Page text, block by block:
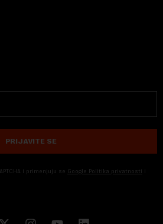
PRIJAVITE SE
i primenjuju se Google Politika privatnosti i